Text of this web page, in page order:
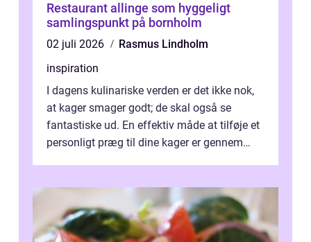
Restaurant allinge som hyggeligt
samlingspunkt på bornholm
02 juli 2026
Rasmus Lindholm
inspiration
I dagens kulinariske verden er det ikke nok,
at kager smager godt; de skal også se
fantastiske ud. En effektiv måde at tilføje et
personligt præg til dine kager er gennem